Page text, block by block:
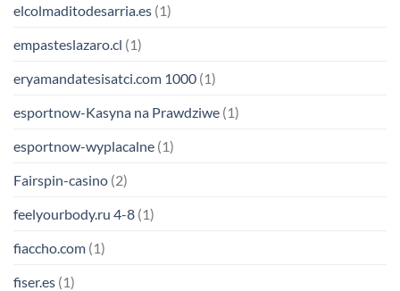
elcolmaditodesarria.es (1)
empasteslazaro.cl (1)
eryamandatesisatci.com 1000 (1)
esportnow-Kasyna na Prawdziwe (1)
esportnow-wyplacalne (1)
Fairspin-casino (2)
feelyourbody.ru 4-8 (1)
fiaccho.com (1)
fiser.es (1)